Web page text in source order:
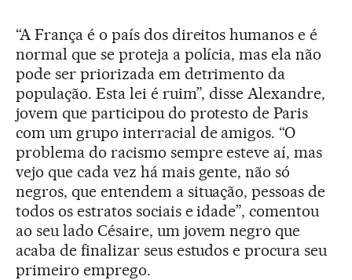
“A França é o país dos direitos humanos e é
normal que se proteja a polícia, mas ela não
pode ser priorizada em detrimento da
população. Esta lei é ruim”, disse Alexandre,
jovem que participou do protesto de Paris
com um grupo interracial de amigos. “O
problema do racismo sempre esteve aí, mas
vejo que cada vez há mais gente, não só
negros, que entendem a situação, pessoas de
todos os estratos sociais e idade”, comentou
ao seu lado Césaire, um jovem negro que
acaba de finalizar seus estudos e procura seu
primeiro emprego.